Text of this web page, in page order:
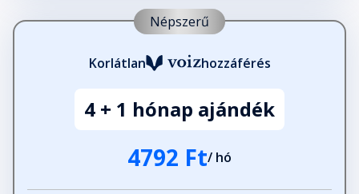
26. rész
Fejezet hossza: 00:16:44
Népszerű
Korlátlan hozzáférés
4 + 1 hónap ajándék
4792 Ft/ hó